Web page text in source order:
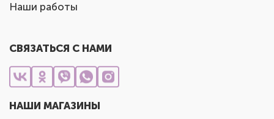
Наши работы
СВЯЗАТЬСЯ С НАМИ
НАШИ МАГАЗИНЫ